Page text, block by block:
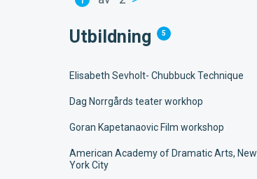
Utbildning 5
Elisabeth Sevholt- Chubbuck Technique
Dag Norrgårds teater workhop
Goran Kapetanaovic Film workshop
American Academy of Dramatic Arts, New
York City